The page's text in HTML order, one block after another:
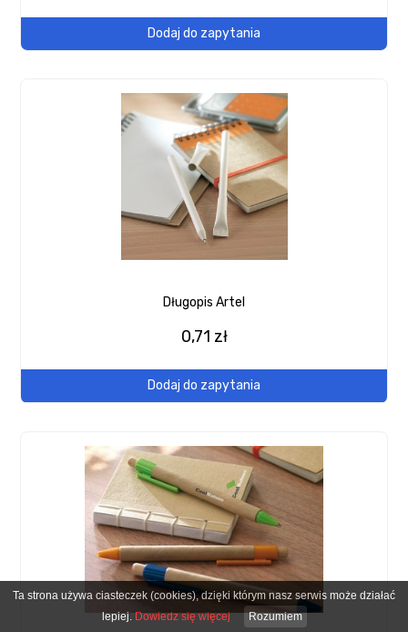
Dodaj do zapytania
Długopis Artel
0,71 zł
Dodaj do zapytania
Ta strona używa ciasteczek (cookies), dzięki którym nasz serwis może działać
lepiej.Dowiedz się więcej Rozumiem